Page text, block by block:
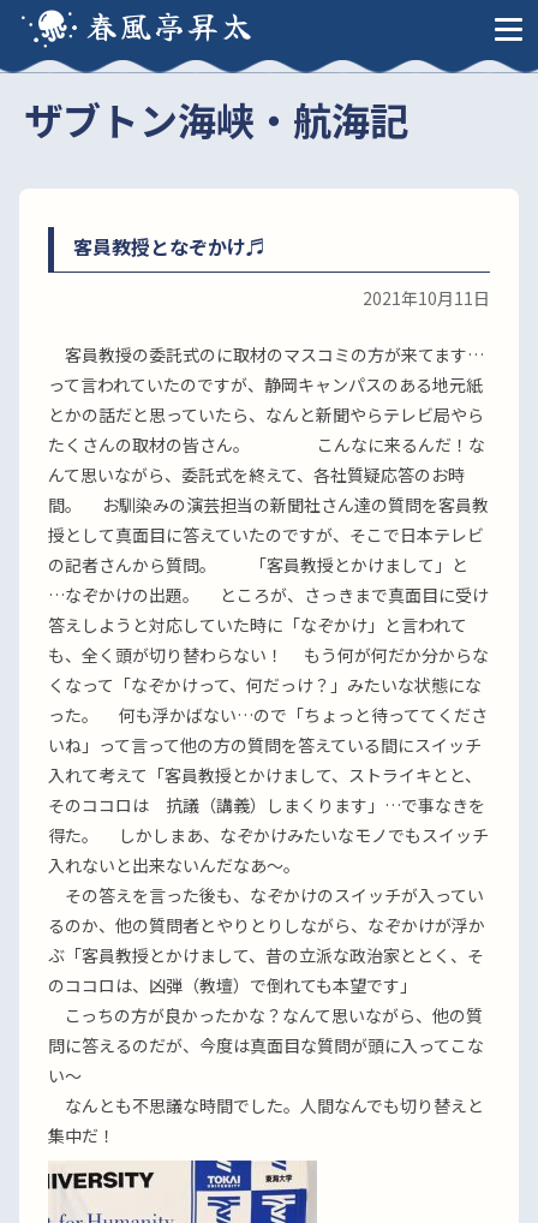
春風亭昇太
ザブトン海峡・航海記
客員教授となぞかけ♬
2021年10月11日
客員教授の委託式のに取材のマスコミの方が来てます…
って言われていたのですが、静岡キャンパスのある地元紙
とかの話だと思っていたら、なんと新聞やらテレビ局やら
たくさんの取材の皆さん。 こんなに来るんだ！な
んて思いながら、委託式を終えて、各社質疑応答のお時
間。 お馴染みの演芸担当の新聞社さん達の質問を客員教
授として真面目に答えていたのですが、そこで日本テレビ
の記者さんから質問。 「客員教授とかけまして」と
…なぞかけの出題。 ところが、さっきまで真面目に受け
答えしようと対応していた時に「なぞかけ」と言われて
も、全く頭が切り替わらない！ もう何が何だか分からな
くなって「なぞかけって、何だっけ？」みたいな状態にな
った。 何も浮かばない…ので「ちょっと待っててくださ
いね」って言って他の方の質問を答えている間にスイッチ
入れて考えて「客員教授とかけまして、ストライキとと、
そのココロは 抗議（講義）しまくります」…で事なきを
得た。 しかしまあ、なぞかけみたいなモノでもスイッチ
入れないと出来ないんだなあ〜。
その答えを言った後も、なぞかけのスイッチが入ってい
るのか、他の質問者とやりとりしながら、なぞかけが浮か
ぶ「客員教授とかけまして、昔の立派な政治家ととく、そ
のココロは、凶弾（教壇）で倒れても本望です」
こっちの方が良かったかな？なんて思いながら、他の質
問に答えるのだが、今度は真面目な質問が頭に入ってこな
い〜
なんとも不思議な時間でした。人間なんでも切り替えと
集中だ！